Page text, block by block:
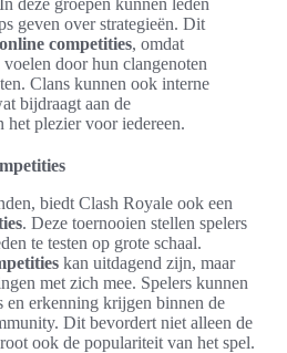
deze groepen kunnen leden
geven over strategieën. Dit
online competities, omdat
door hun clangenoten
Clans kunnen ook interne
bijdraagt aan de
het plezier voor iedereen.
biedt Clash Royale ook een
. Deze toernooien stellen spelers
te testen op grote schaal.
kan uitdagend zijn, maar
met zich mee. Spelers kunnen
en erkenning krijgen binnen de
Dit bevordert niet alleen de
ook de populariteit van het spel.